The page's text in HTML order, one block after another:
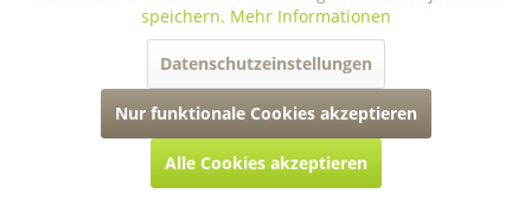
informationen
rechtliches
* Alle Preise inkl. gesetzl. Mehrwertsteuer zzgl.Versandkosten
speichern. Mehr Informationen
Datenschutzeinstellungen
Nur funktionale Cookies akzeptieren
Alle Cookies akzeptieren